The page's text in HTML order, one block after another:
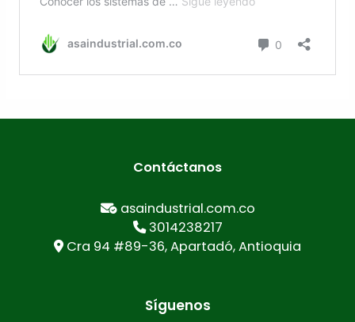
Contáctanos
asaindustrial.com.co
3014238217
Cra 94 #89-36, Apartadó, Antioquia
Síguenos